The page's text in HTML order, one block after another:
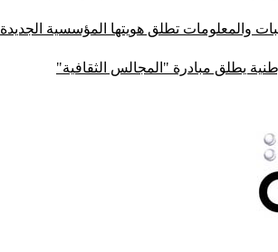
والمعلومات تطلق هويتها المؤسسية الجديدة
يطلق مبادرة "المجالس الثقافية"